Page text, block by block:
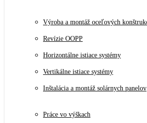
Výroba a montáž oceľových
Revízie OOPP
Horizontálne istiace systémy
Vertikálne istiace systémy
Inštalácia a montáž solárnych panelov
Práce vo výškach